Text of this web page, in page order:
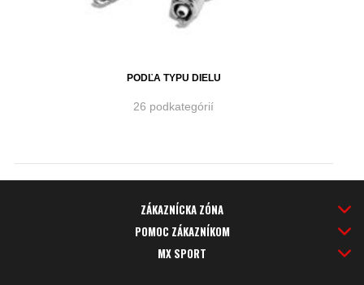
PODĽA TYPU DIELU
26 podkategórií
ZÁKAZNÍCKA ZÓNA
POMOC ZÁKAZNÍKOM
MX SPORT